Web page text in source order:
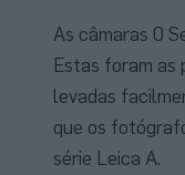
As câmaras 0
Estas foram as
levadas
que os
série Leica A.